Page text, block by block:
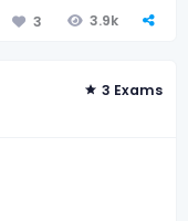
3 3.9k
3 Exams